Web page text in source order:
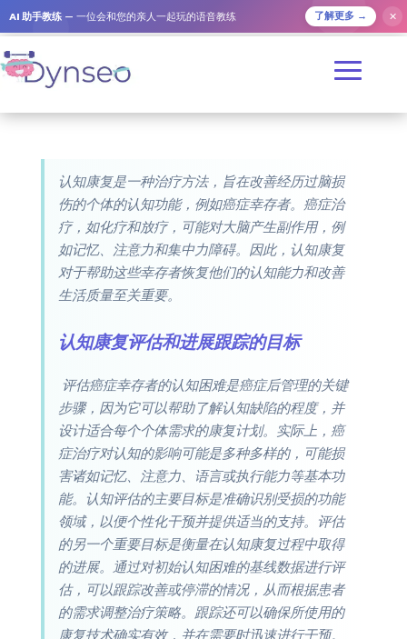
AI 助手教练 — 一位会和您的亲人一起玩的语音教练 了解更多 → ✕
认知康复是一种治疗方法，旨在改善经历过脑损
伤的个体的认知功能，例如癌症幸存者。癌症治
疗，如化疗和放疗，可能对大脑产生副作用，例
如记忆、注意力和集中力障碍。因此，认知康复
对于帮助这些幸存者恢复他们的认知能力和改善
生活质量至关重要。
认知康复评估和进展跟踪的目标
评估癌症幸存者的认知困难是癌症后管理的关键
步骤，因为它可以帮助了解认知缺陷的程度，并
设计适合每个个体需求的康复计划。实际上，癌
症治疗对认知的影响可能是多种多样的，可能损
害诸如记忆、注意力、语言或执行能力等基本功
能。认知评估的主要目标是准确识别受损的功能
领域，以便个性化干预并提供适当的支持。评估
的另一个重要目标是衡量在认知康复过程中取得
的进展。通过对初始认知困难的基线数据进行评
估，可以跟踪改善或停滞的情况，从而根据患者
的需求调整治疗策略。跟踪还可以确保所使用的
康复技术确实有效，并在需要时迅速进行干预。